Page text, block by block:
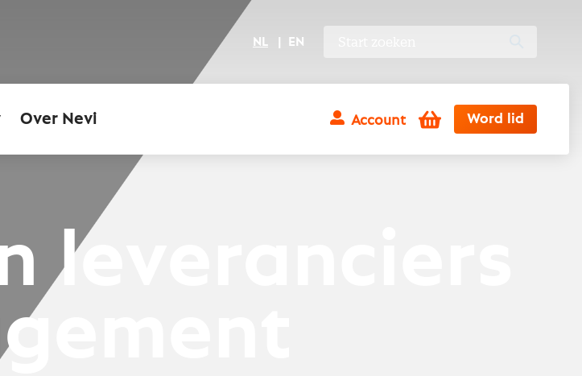
NL EN
Over Nevi Account Winkelwagen
Word lid
leveranciers